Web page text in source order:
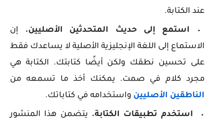
عند الكتابة.
استمع إلى حديث المتحدثين الأصليين. إن
الاستماع إلى اللغة الإنجليزية الأصلية لا يساعدك فقط
على تحسين نطقك ولكن أيضًا كتابتك. الكتابة هي
مجرد كلام في صمت. يمكنك أخذ ما تسمعه من
الناطقين الأصليين واستخدامه في كتاباتك.
استخدم تطبيقات الكتابة. يتضمن هذا المنشور